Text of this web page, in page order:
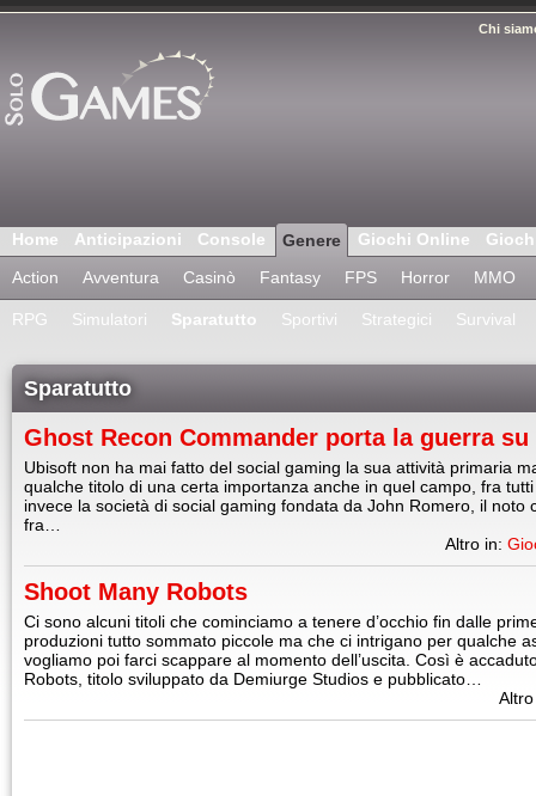
Chi
Home Anticipazioni Console Genere Giochi Online
Action
Avventura Casinò Fantasy FPS Horror MMO
RPG Simulatori Sparatutto Sportivi Strategici Survival
Sparatutto
Ghost Recon Commander porta la guerra su
Ubisoft non ha mai fatto del social gaming la sua attività primaria
qualche titolo di una certa importanza anche in quel campo, fra
invece la società di social gaming fondata da John Romero, il noto
fra…
Altro in:
Shoot Many Robots
Ci sono alcuni titoli che cominciamo a tenere d’occhio fin dalle
produzioni tutto sommato piccole ma che ci intrigano per qualche
vogliamo poi farci scappare al momento dell’uscita. Così è
Robots, titolo sviluppato da Demiurge Studios e pubblicato…